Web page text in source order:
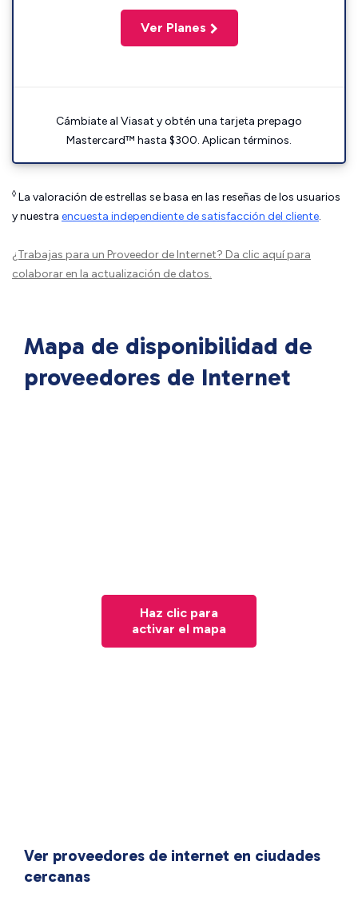
Ver Planes
Cámbiate al Viasat y obtén una tarjeta prepago
Mastercard™ hasta $300. Aplican términos.
◊ La valoración de estrellas se basa en las reseñas de los usuarios
y nuestra encuesta independiente de satisfacción del cliente.
¿Trabajas para un Proveedor de Internet? Da clic aquípara
colaborar en la actualización de datos.
Mapa de disponibilidad de
proveedores de Internet
Haz clic para
activar el mapa
Ver proveedores de internet en ciudades
cercanas